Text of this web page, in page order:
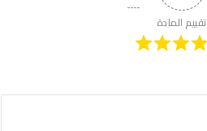
تقييم المادة